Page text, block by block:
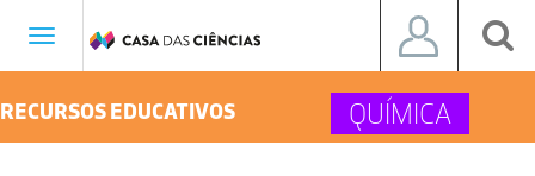
Toggle
RECURSOS EDUCATIVOS QUÍMICA